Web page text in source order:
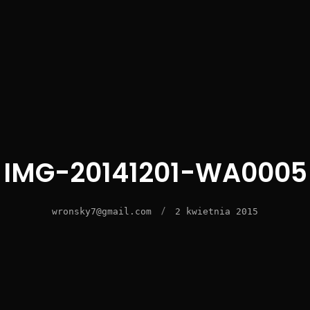
IMG-20141201-WA0005
wronsky7@gmail.com / 2 kwietnia 2015